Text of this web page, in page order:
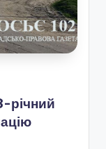
річний